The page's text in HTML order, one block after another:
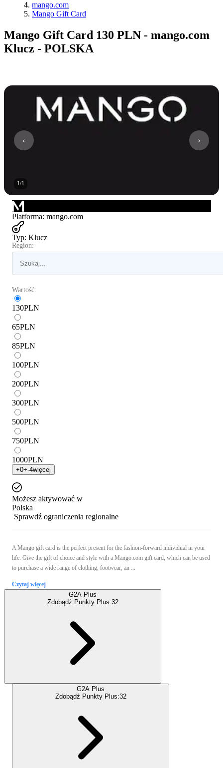
mango.com
Mango Gift Card
Mango Gift Card 130 PLN - mango.com
Klucz - POLSKA
1/1
Platforma: mango.com
Typ: Klucz
Region:
Wartość:
130PLN
65PLN
85PLN
100PLN
200PLN
300PLN
500PLN
750PLN
1000PLN
+0+-4więcej
Możesz aktywować w
Polska
Sprawdź ograniczenia regionalne
A Mango gift card is the perfect present for the fashion-forward individual in your
life. Give the gift of choice and style with a Mango.com gift card, which can be used
to purchase a wide range of clothing, footwear, an ...
Czytaj więcej
G2A Plus
Zdobądź Punkty Plus:32
G2A Plus
Zdobądź Punkty Plus:32